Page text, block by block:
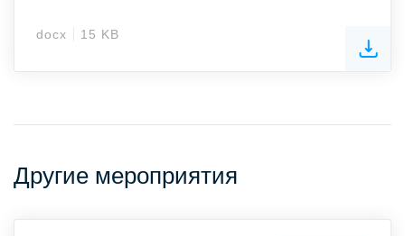
docx 15 KB
Другие мероприятия